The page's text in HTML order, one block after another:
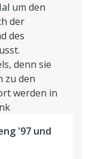
um den
der
des
denn sie
zu den
werden in
'97 und